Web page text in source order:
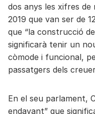
dos anys les xifres de
2019 que van ser de
que “la construcció
significarà tenir un
còmode i funcional,
passatgers dels
En el seu parlament,
endavant” que